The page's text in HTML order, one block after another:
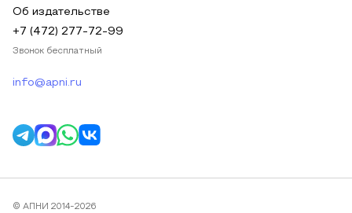
Об издательстве
+7 (472) 277-72-99
Звонок бесплатный
info@apni.ru
© АПНИ 2014-2026